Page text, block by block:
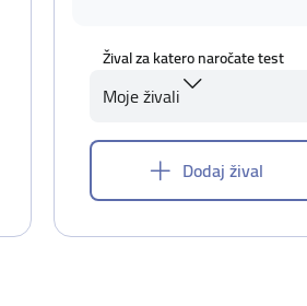
Žival za katero naročate test
Moje živali
Dodaj žival